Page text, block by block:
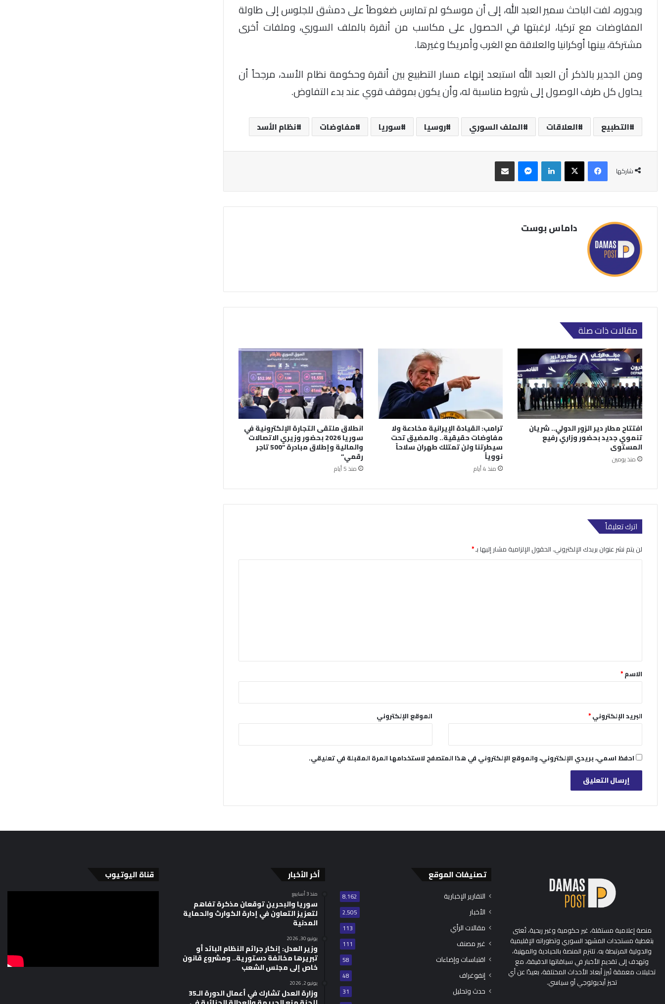
وبدوره، لفت الباحث سمير العبد الله، إلى أن موسكو لم تمارس ضغوطاً على دمشق للجلوس إلى طاولة
المفاوضات مع تركيا، لرغبتها في الحصول على مكاسب من أنقرة بالملف السوري، وملفات أخرى
مشتركة، بينها أوكرانيا والعلاقة مع الغرب وأمريكا وغيرها.
ومن الجدير بالذكر أن العبد الله استبعد إنهاء مسار التطبيع بين أنقرة وحكومة نظام الأسد، مرجحاً أن
يحاول كل طرف الوصول إلى شروط مناسبة له، وأن يكون بموقف قوي عند بدء التفاوض.
التطبيع العلاقات الملف السوري روسيا سوريا مفاوضات نظام الأسد
شاركها
فيسبوك‫X لينكدإن ماسنجر مشاركة عبر البريد
داماس بوست
مقالات ذات صلة
افتتاح مطار دير الزور الدولي.. شريان
تنموي جديد بحضور وزاري رفيع
المستوى
منذ يومين
ترامب: القيادة الإيرانية مخادعة ولا
مفاوضات حقيقية.. والمضيق تحت
سيطرتنا ولن تمتلك طهران سلاحاً
نووياً
منذ 4 أيام
انطلاق ملتقى التجارة الإلكترونية في
سوريا 2026 بحضور وزيري الاتصالات
والمالية وإطلاق مبادرة “500 تاجر
رقمي”
منذ 5 أيام
اترك تعليقاً
لن يتم نشر عنوان بريدك الإلكتروني.الحقول الإلزامية مشار إليها بـ*
*الاسم*
البريد الإلكتروني* الموقع الإلكتروني
احفظ اسمي، بريدي الإلكتروني، والموقع الإلكتروني في هذا المتصفح لاستخدامها المرة المقبلة في تعليقي.
منصة إعلامية مستقلة، غير حكومية وغير ربحية، تُعنى
بتغطية مستجدات المشهد السوري وتطوراته الإقليمية
والدولية المرتبطة به. تلتزم المنصة بالحيادية والمهنية،
وتهدف إلى تقديم الأخبار في سياقاتها الدقيقة، مع
تحليلات معمقة تُبرز أبعاد الأحداث المختلفة، بعيدًا عن أي
تحيز أيديولوجي أو سياسي.
تصنيفات الموقع
التقارير الإخبارية 8٬162
الأخبار 2٬505
مقالات الرأي 113
غير مصنف 111
اقتباسات وإضاءات 58
إنفوغراف 48
حدث وتحليل 31
أخر الأخبار
منذ 3 أسابيع
سوريا والبحرين توقعان مذكرة تفاهم
لتعزيز التعاون في إدارة الكوارث والحماية
المدنية
يونيو 30, 2026
وزير العدل: إنكار جرائم النظام البائد أو
تبريرها مخالفة دستورية.. ومشروع قانون
خاص إلى مجلس الشعب
يونيو 2, 2026
وزارة العدل تشارك في أعمال الدورة الـ35
قناة اليوتيوب